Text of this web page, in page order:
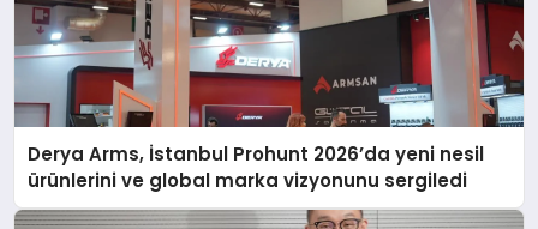
Derya Arms, İstanbul Prohunt 2026’da yeni nesil
ürünlerini ve global marka vizyonunu sergiledi